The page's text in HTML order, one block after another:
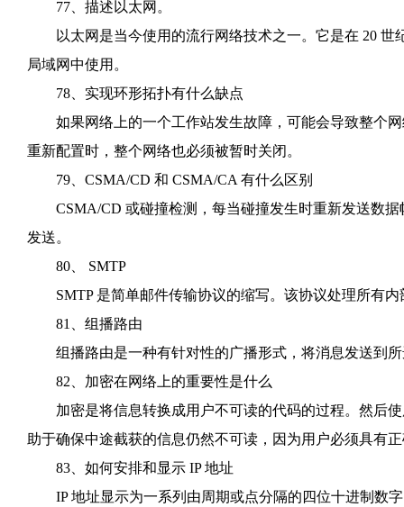
77、描述以太网。
以太网是当今使用的流行网络技术之一。它是在 20 世
局域网中使用。
78、实现环形拓扑有什么缺点
如果网络上的一个工作站发生故障，可能会导致整个网
重新配置时，整个网络也必须被暂时关闭。
79、CSMA/CD 和 CSMA/CA 有什么区别
CSMA/CD 或碰撞检测，每当碰撞发生时重新发送数据
发送。
80、 SMTP
SMTP 是简单邮件传输协议的缩写。该协议处理所有内
81、组播路由
组播路由是一种有针对性的广播形式，将消息发送到所
82、加密在网络上的重要性是什么
加密是将信息转换成用户不可读的代码的过程。然后使
助于确保中途截获的信息仍然不可读，因为用户必须具有
83、如何安排和显示 IP 地址
IP 地址显示为一系列由周期或点分隔的四位十进制数